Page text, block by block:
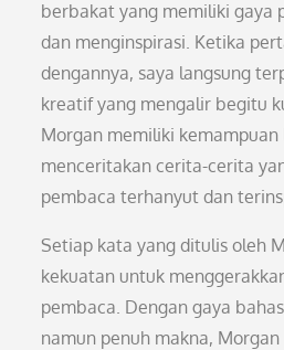
berbakat yang memiliki gaya
dan menginspirasi. Ketika
dengannya, saya langsung
kreatif yang mengalir begitu
Morgan memiliki
menceritakan cerita-cerita
pembaca terhanyut dan
Setiap kata yang ditulis oleh
kekuatan untuk
pembaca. Dengan gaya
namun penuh makna,